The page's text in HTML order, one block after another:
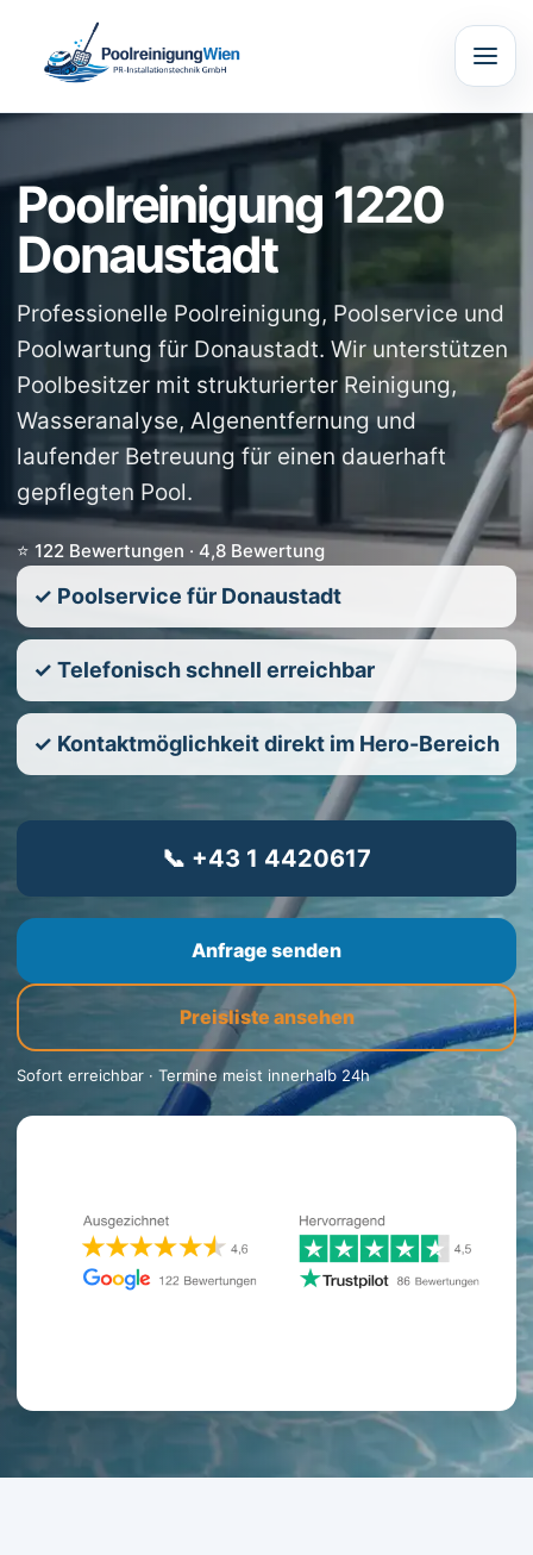
Poolreinigung 1220
Donaustadt
Professionelle Poolreinigung, Poolservice und
Poolwartung für Donaustadt. Wir unterstützen
Poolbesitzer mit strukturierter Reinigung,
Wasseranalyse, Algenentfernung und
laufender Betreuung für einen dauerhaft
gepflegten Pool.
⭐ 122 Bewertungen · 4,8 Bewertung
✓ Poolservice für Donaustadt
✓ Telefonisch schnell erreichbar
✓ Kontaktmöglichkeit direkt im Hero-Bereich
📞 +43 1 4420617
Anfrage senden
Preisliste ansehen
Sofort erreichbar · Termine meist innerhalb 24h